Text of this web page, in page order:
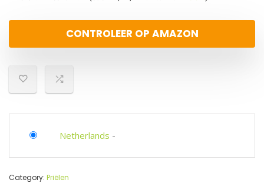
CONTROLEER OP AMAZON
Netherlands -
Category: Priëlen